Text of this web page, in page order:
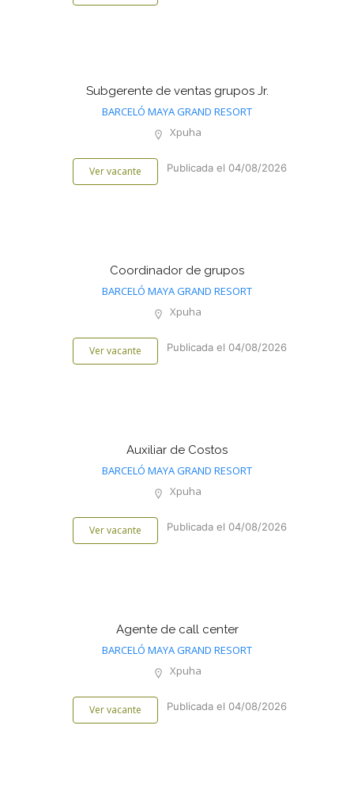
Subgerente de ventas grupos Jr.
BARCELÓ MAYA GRAND RESORT
Xpuha
Ver vacante Publicada el 04/08/2026
Coordinador de grupos
BARCELÓ MAYA GRAND RESORT
Xpuha
Ver vacante Publicada el 04/08/2026
Auxiliar de Costos
BARCELÓ MAYA GRAND RESORT
Xpuha
Ver vacante Publicada el 04/08/2026
Agente de call center
BARCELÓ MAYA GRAND RESORT
Xpuha
Ver vacante Publicada el 04/08/2026